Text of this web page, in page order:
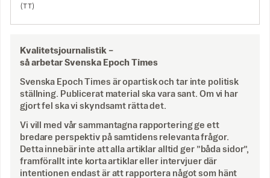
(TT)
Kvalitetsjournalistik –
så arbetar Svenska Epoch Times
Svenska Epoch Times är opartisk och tar inte politisk
ställning. Publicerat material ska vara sant. Om vi har
gjort fel ska vi skyndsamt rätta det.
Vi vill med vår sammantagna rapportering ge ett
bredare perspektiv på samtidens relevanta frågor.
Detta innebär inte att alla artiklar alltid ger ”båda sidor”,
framförallt inte korta artiklar eller intervjuer där
intentionen endast är att rapportera något som hänt